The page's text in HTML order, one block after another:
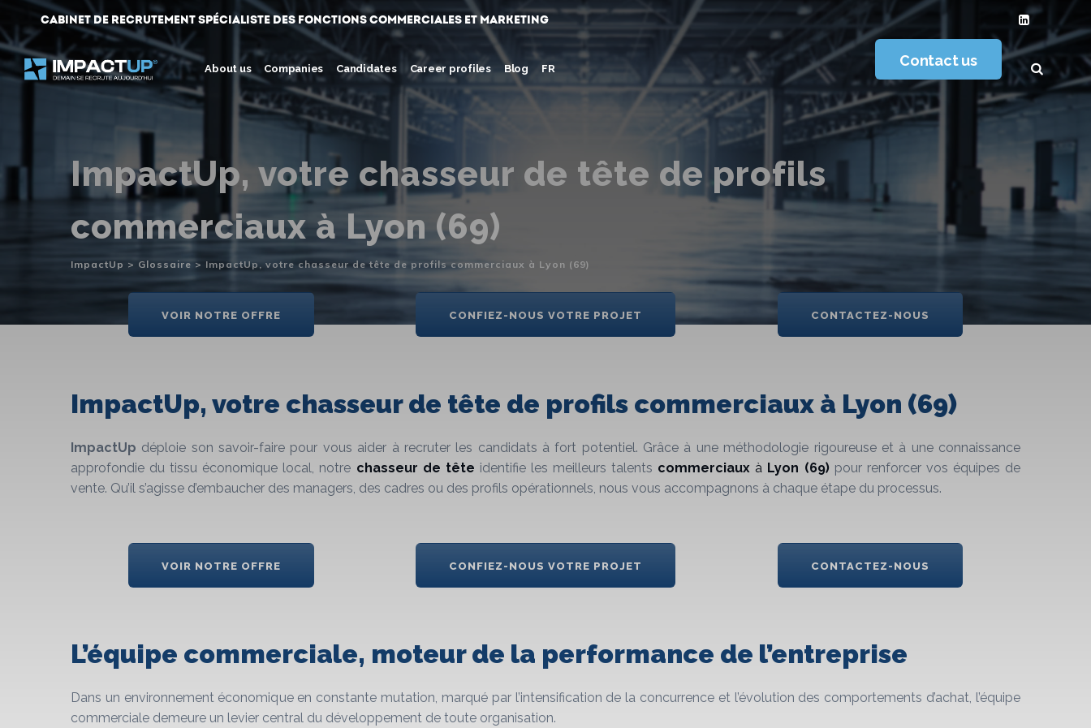
to
content
Cabinet de Recrutement spécialiste des fonctions commerciales et marketing
About us Companies Candidates Career profiles Blog Contact us
FR
ImpactUp, votre chasseur de tête de profils
commerciaux à Lyon (69)
ImpactUp > Glossaire > ImpactUp, votre chasseur de tête de profils commerciaux à Lyon (69)
VOIR NOTRE OFFRE CONFIEZ-NOUS VOTRE PROJET CONTACTEZ-NOUS
ImpactUp, votre chasseur de tête de profils commerciaux à Lyon (69)
ImpactUp déploie son savoir-faire pour vous aider à recruter les candidats à fort potentiel. Grâce à une méthodologie rigoureuse et à une connaissance
approfondie du tissu économique local, notre chasseur de tête identifie les meilleurs talents commerciaux à Lyon (69)pour renforcer vos équipes de
vente. Qu’il s’agisse d’embaucher des managers, des cadres ou des profils opérationnels, nous vous accompagnons à chaque étape du processus.
VOIR NOTRE OFFRE CONFIEZ-NOUS VOTRE PROJET CONTACTEZ-NOUS
L’équipe commerciale, moteur de la performance de l’entreprise
Dans un environnement économique en constante mutation, marqué par l’intensification de la concurrence et l’évolution des comportements d’achat, l’équipe
commerciale demeure un levier central du développement de toute organisation.